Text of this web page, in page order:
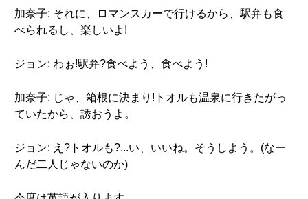
加奈子: それに、ロマンスカーで行けるから、駅弁も食
べられるし、楽しいよ!
ジョン: わぉ!駅弁?食べよう、食べよう!
加奈子: じゃ、箱根に決まり!トオルも温泉に行きたがっ
ていたから、誘おうよ。
ジョン: え?トオルも?...い、いいね。そうしよう。(なー
んだ二人じゃないのか)